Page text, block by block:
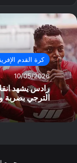
كرة القدم
10/05/2026
رادس يشهد
الترجي بضربة